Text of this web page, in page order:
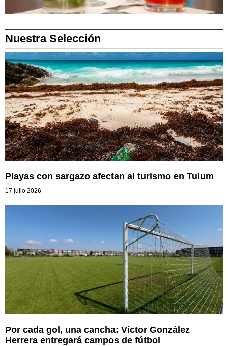
Nuestra Selección
Playas con sargazo afectan al turismo en Tulum
17 julio 2026
Por cada gol, una cancha: Víctor González
Herrera entregará campos de fútbol